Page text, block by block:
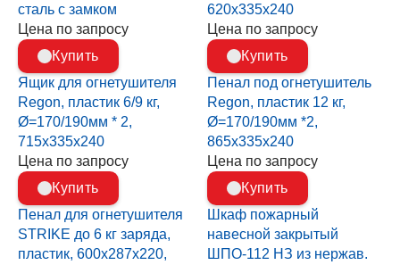
сталь с замком
Цена по запросу
Купить
620x335x240
Цена по запросу
Купить
Ящик для огнетушителя
Regon, пластик 6/9 кг,
Ø=170/190мм * 2,
715х335х240
Цена по запросу
Купить
Пенал под огнетушитель
Regon, пластик 12 кг,
Ø=170/190мм *2,
865х335х240
Цена по запросу
Купить
Пенал для огнетушителя
STRIKE до 6 кг заряда,
пластик, 600x287x220,
Шкаф пожарный
навесной закрытый
ШПО-112 НЗ из нержав.